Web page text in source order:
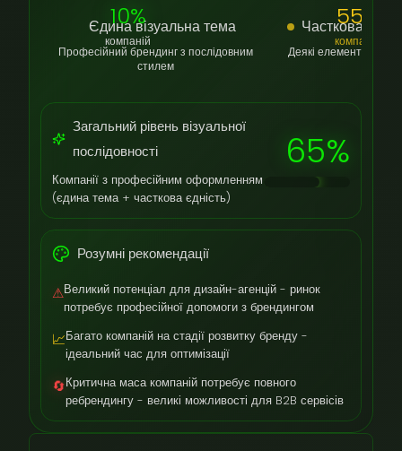
10%
компаній
Єдина візуальна тема
Професійний брендинг з послідовним
стилем
55%
компаній
Часткова
Деякі елементи
Загальний рівень візуальної
послідовності
Компанії з професійним оформленням
(єдина тема + часткова єдність)
65%
Розумні рекомендації
⚠Великий потенціал для дизайн-агенцій - ринок
потребує професійної допомоги з брендингом
📈Багато компаній на стадії розвитку бренду -
ідеальний час для оптимізації
🔄Критична маса компаній потребує повного
ребрендингу - великі можливості для B2B сервісів